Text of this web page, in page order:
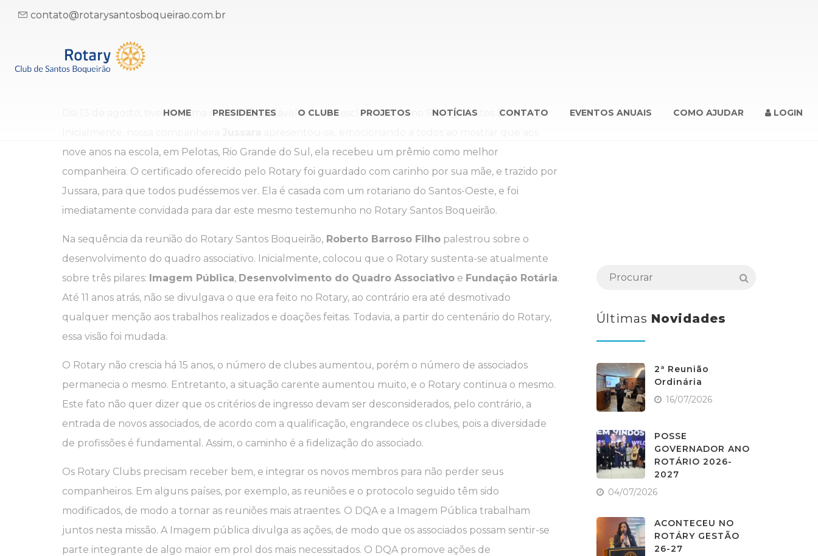
contato@rotarysantosboqueirao.com.br
HOME PRESIDENTES O CLUBE PROJETOS NOTÍCIAS CONTATO EVENTOS ANUAIS COMO AJUDAR LOGIN
Dia 13 de agosto, tivemos uma reunião agradável e muito esclarecedora no Rotary Santos Boqueirão.
nove anos na escola, em Pelotas, Rio Grande do Sul, ela recebeu um prêmio como melhor
companheira. O certificado oferecido pelo Rotary foi guardado com carinho por sua mãe, e trazido por
Jussara, para que todos pudéssemos ver. Ela é casada com um rotariano do Santos-Oeste, e foi
imediatamente convidada para dar este mesmo testemunho no Rotary Santos Boqueirão.
Na sequência da reunião do Rotary Santos Boqueirão, Roberto Barroso Filho palestrou sobre o
desenvolvimento do quadro associativo. Inicialmente, colocou que o Rotary sustenta-se atualmente
sobre três pilares: Imagem Pública, Desenvolvimento do Quadro Associativo e Fundação Rotária.
Até 11 anos atrás, não se divulgava o que era feito no Rotary, ao contrário era até desmotivado
qualquer menção aos trabalhos realizados e doações feitas. Todavia, a partir do centenário do Rotary,
essa visão foi mudada.
O Rotary não crescia há 15 anos, o número de clubes aumentou, porém o número de associados
permanecia o mesmo. Entretanto, a situação carente aumentou muito, e o Rotary continua o mesmo.
Este fato não quer dizer que os critérios de ingresso devam ser desconsiderados, pelo contrário, a
entrada de novos associados, de acordo com a qualificação, engrandece os clubes, pois a diversidade
de profissões é fundamental. Assim, o caminho é a fidelização do associado.
Os Rotary Clubs precisam receber bem, e integrar os novos membros para não perder seus
companheiros. Em alguns países, por exemplo, as reuniões e o protocolo seguido têm sido
modificados, de modo a tornar as reuniões mais atraentes. O DQA e a Imagem Pública trabalham
juntos nesta missão. A Imagem pública divulga as ações, de modo que os associados possam sentir-se
parte integrante de algo maior em prol dos mais necessitados. O DQA promove ações de
Últimas Novidades
2ª Reunião
Ordinária
16/07/2026
POSSE
GOVERNADOR ANO
ROTÁRIO 2026-
2027
04/07/2026
ACONTECEU NO
ROTÁRY GESTÃO
26-27